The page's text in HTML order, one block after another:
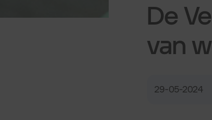
De
van
29-05-2024